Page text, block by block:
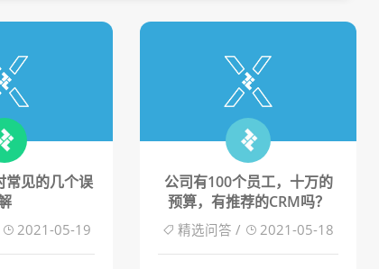
常见的几个误
2021-05-19
公司有100个员工，十万的
预算，有推荐的CRM吗？
精选问答 / 2021-05-18